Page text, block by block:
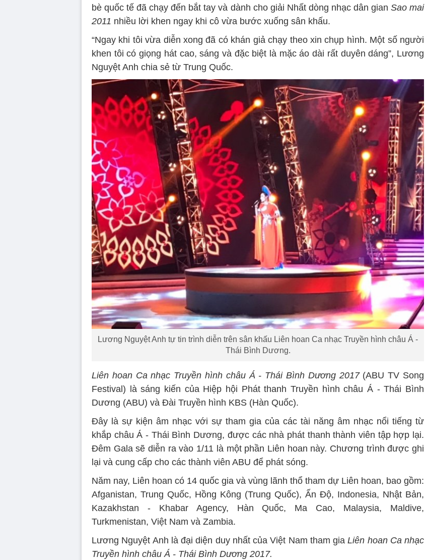
bè quốc tế đã chạy đến bắt tay và dành cho giải Nhất dòng nhạc dân gian Sao mai
2011 nhiều lời khen ngay khi cô vừa bước xuống sân khấu.
“Ngay khi tôi vừa diễn xong đã có khán giả chạy theo xin chụp hình. Một số người
khen tôi có giọng hát cao, sáng và đặc biệt là mặc áo dài rất duyên dáng”, Lương
Nguyệt Anh chia sẻ từ Trung Quốc.
Lương Nguyệt Anh tự tin trình diễn trên sân khấu Liên hoan Ca nhạc Truyền hình châu Á -
Thái Bình Dương.
Liên hoan Ca nhạc Truyền hình châu Á - Thái Bình Dương 2017(ABU TV Song
Festival) là sáng kiến của Hiệp hội Phát thanh Truyền hình châu Á - Thái Bình
Dương (ABU) và Đài Truyền hình KBS (Hàn Quốc).
Đây là sự kiện âm nhạc với sự tham gia của các tài năng âm nhạc nổi tiếng từ
khắp châu Á - Thái Bình Dương, được các nhà phát thanh thành viên tập hợp lại.
Đêm Gala sẽ diễn ra vào 1/11 là một phần Liên hoan này. Chương trình được ghi
lại và cung cấp cho các thành viên ABU để phát sóng.
Năm nay, Liên hoan có 14 quốc gia và vùng lãnh thổ tham dự Liên hoan, bao gồm:
Afganistan, Trung Quốc, Hồng Kông (Trung Quốc), Ấn Độ, Indonesia, Nhật Bản,
Kazakhstan - Khabar Agency, Hàn Quốc, Ma Cao, Malaysia, Maldive,
Turkmenistan, Việt Nam và Zambia.
Lương Nguyệt Anh là đại diện duy nhất của Việt Nam tham giaLiên hoan Ca nhạc
Truyền hình châu Á - Thái Bình Dương 2017.